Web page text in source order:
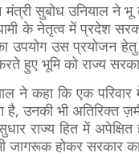
सुबोध उनियाल ने
के नेतृत्व में प्रदेश
उपयोग उस प्रयोजन
करते हुए भूमि को राज्य
ने कहा कि एक परिवार
उनकी भी अतिरिक्त
राज्य हित में
जागरूक होकर सरकार का